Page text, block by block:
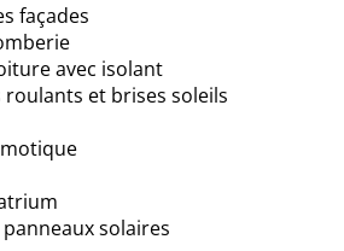
façades
avec isolant
roulants et brises soleils
solaires